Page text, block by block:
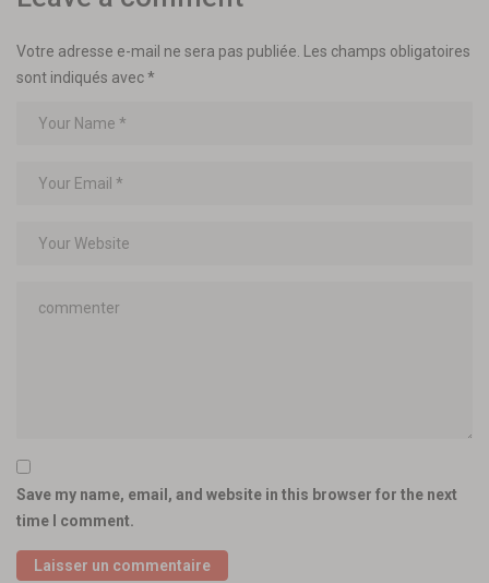
Votre adresse e-mail ne sera pas publiée.
Les champs obligatoires
sont indiqués avec*
Save my name, email, and website in this browser for the next
time I comment.